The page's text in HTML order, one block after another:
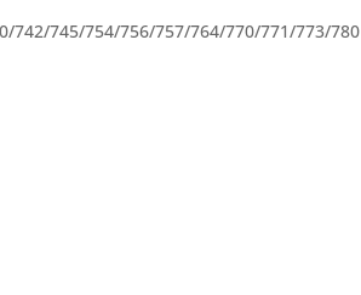
742/745/754/756/757/764/770/771/773/780